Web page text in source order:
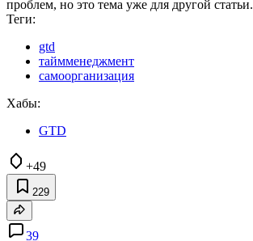
проблем, но это тема уже для другой статьи.
Теги:
gtd
таймменеджмент
самоорганизация
Хабы:
GTD
+49
229
39